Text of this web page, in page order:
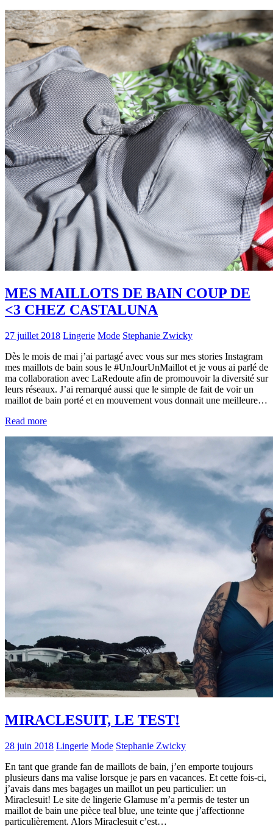
MES MAILLOTS DE BAIN COUP DE
<3 CHEZ CASTALUNA
27 juillet 2018 Lingerie Mode Stephanie Zwicky
Dès le mois de mai j’ai partagé avec vous sur mes stories Instagram
mes maillots de bain sous le #UnJourUnMaillot et je vous ai parlé de
ma collaboration avec LaRedoute afin de promouvoir la diversité sur
leurs réseaux. J’ai remarqué aussi que le simple de fait de voir un
maillot de bain porté et en mouvement vous donnait une meilleure…
Read more
MIRACLESUIT, LE TEST!
28 juin 2018 Lingerie Mode Stephanie Zwicky
En tant que grande fan de maillots de bain, j’en emporte toujours
plusieurs dans ma valise lorsque je pars en vacances. Et cette fois-ci,
j’avais dans mes bagages un maillot un peu particulier: un
Miraclesuit! Le site de lingerie Glamuse m’a permis de tester un
maillot de bain une pièce teal blue, une teinte que j’affectionne
particulièrement. Alors Miraclesuit c’est…